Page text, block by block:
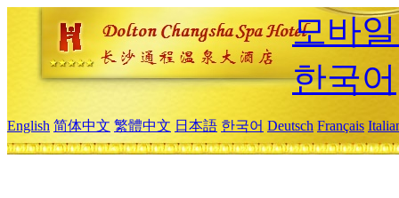
모바
한국어
English 简体中文 繁體中文 日本語 한국어 Deutsch Français